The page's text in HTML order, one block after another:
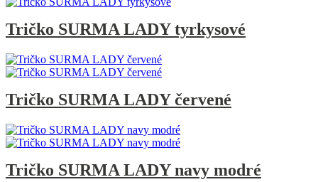
Tričko SURMA LADY tyrkysové
Tričko SURMA LADY červené
Tričko SURMA LADY navy modré